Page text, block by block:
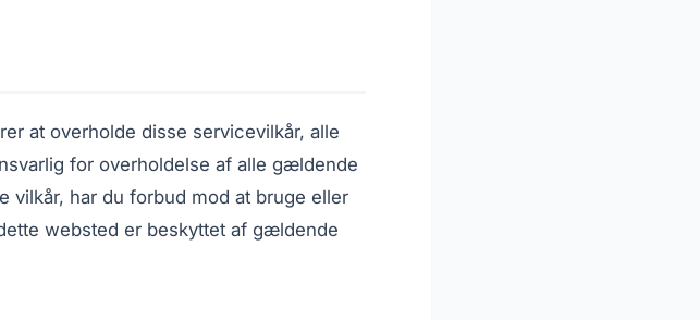
at overholde disse servicevilkår, alle
for overholdelse af alle gældende
vilkår, har du forbud mod at bruge eller
websted er beskyttet af gældende